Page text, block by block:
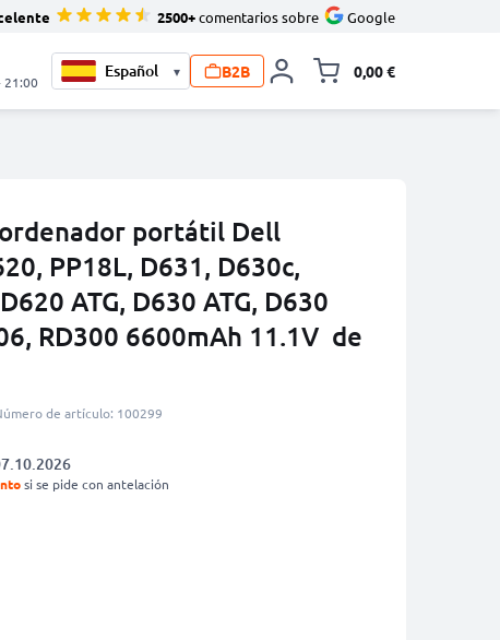
2500+comentarios sobre Google
21:00
▾ B2B 0,00 €
portátil Dell
PP18L, D631, D630c,
ATG, D630 ATG, D630
RD300 6600mAh 11.1V de
de artículo: 100299
si se pide con antelación